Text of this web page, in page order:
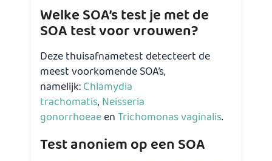
Welke SOA’s test je met de
SOA test voor vrouwen?
Deze thuisafnametest detecteert de
meest voorkomende SOA’s,
namelijk:Chlamydia
trachomatis,Neisseria
gonorrhoeaeenTrichomonas vaginalis.
Test anoniem op een SOA